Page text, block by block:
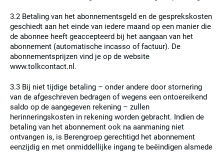
3.2 Betaling van het abonnementsgeld en de gesprekskosten
geschiedt aan het einde van iedere maand op een manier die
de abonnee heeft geaccepteerd bij het aangaan van het
abonnement (automatische incasso of factuur). De
abonnementsprijzen vind je op de website
www.tolkcontact.nl.
3.3 Bij niet tijdige betaling – onder andere door stornering
van de afgeschreven bedragen of wegens een ontoereikend
saldo op de aangegeven rekening – zullen
herinneringskosten in rekening worden gebracht. Indien de
betaling van het abonnement ook na aanmaning niet
ontvangen is, is Berengroep gerechtigd het abonnement
eenzijdig en met onmiddellijke ingang te beëindigen alsmede